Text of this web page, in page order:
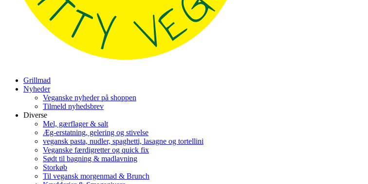
Grillmad
Nyheder
Veganske nyheder på shoppen
Tilmeld nyhedsbrev
Diverse
Mel, gærflager & salt
Æg-erstatning, gelering og stivelse
vegansk pasta, nudler, spaghetti, lasagne og tortellini
Veganske færdigretter og quick fix
Sødt til bagning & madlavning
Storkøb
Til vegansk morgenmad & Brunch